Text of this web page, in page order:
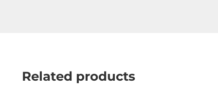
Related products